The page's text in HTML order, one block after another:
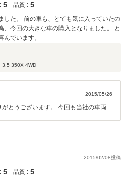
いします。
5 品質 : 5
した。 前の車も、とても気に入っていたの
、今回の大きな車の購入となりました。 と
でいます。
350X 4WD
2015/05/26
とうございます。 今回も当社の車両で
です。 今回のご購入で次回のご購入ま
修理、車検等でもご対応はできますの
いましたらご連絡ください。 現在は義
り家族ぐるみで当社をご利用いただき
らもファミリー向けの車両には力を入
いてくださいね！ ご購入誠にありがと
2015/02/08投稿
5 品質 : 5